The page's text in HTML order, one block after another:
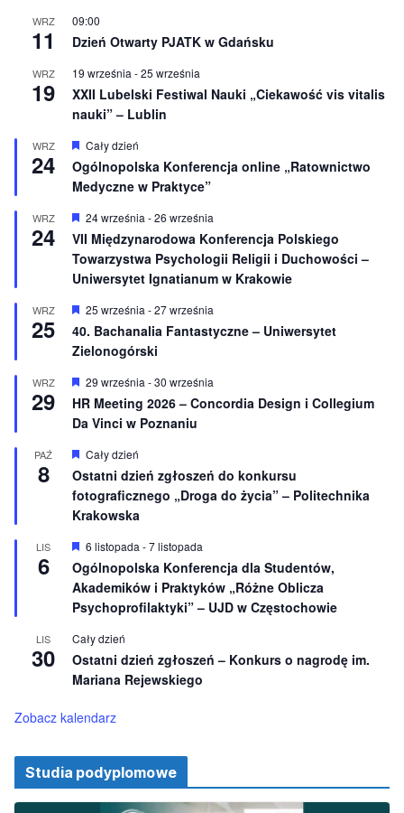
n
o
e
WRZ
11
09:00
Dzień Otwarty PJATK w Gdańsku
WRZ
19
19 września -25 września
XXII Lubelski Festiwal Nauki „Ciekawość vis vitalis
nauki” – Lublin
WRZ
24
W
r
ó
n
i
o
n
e
Cały dzień
Ogólnopolska Konferencja online „Ratownictwo
Medyczne w Praktyce”
WRZ
24
W
y
r
ó
ż
n
i
o
n
e
24 września -26 września
VII Międzynarodowa Konferencja Polskiego
Towarzystwa Psychologii Religii i Duchowości –
Uniwersytet Ignatianum w Krakowie
WRZ
25
W
r
ó
n
i
o
n
25 września -27 września
40. Bachanalia Fantastyczne – Uniwersytet
Zielonogórski
WRZ
29
W
y
r
ó
n
o
n
e
29 września -30 września
HR Meeting 2026 – Concordia Design i Collegium
Da Vinci w Poznaniu
PAŹ
8
W
r
ó
ż
n
i
o
n
e
Cały dzień
Ostatni dzień zgłoszeń do konkursu
fotograficznego „Droga do życia” – Politechnika
Krakowska
LIS
6
W
r
ó
ż
n
o
n
e
6 listopada -7 listopada
Ogólnopolska Konferencja dla Studentów,
Akademików i Praktyków „Różne Oblicza
Psychoprofilaktyki” – UJD w Częstochowie
LIS
30
Cały dzień
Ostatni dzień zgłoszeń – Konkurs o nagrodę im.
Mariana Rejewskiego
Zobacz kalendarz
Studia podyplomowe